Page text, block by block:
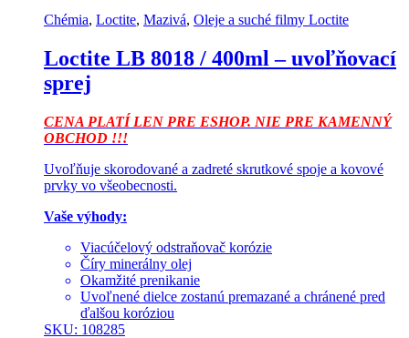
Chémia, Loctite, Mazivá, Oleje a suché filmy Loctite
Loctite LB 8018 / 400ml – uvoľňovací
sprej
CENA PLATÍ LEN PRE ESHOP. NIE PRE KAMENNÝ
OBCHOD !!!
Uvoľňuje skorodované a zadreté skrutkové spoje a kovové
prvky vo všeobecnosti.
Vaše výhody:
Viacúčelový odstraňovač korózie
Číry minerálny olej
Okamžité prenikanie
Uvoľnené dielce zostanú premazané a chránené pred
ďalšou koróziou
SKU: 108285